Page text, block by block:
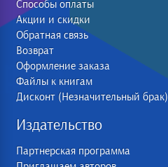
Способы оплаты
Акции и скидки
Обратная связь
Возврат
Оформление заказа
Файлы к книгам
Дисконт (Незначительный брак)
Издательство
Партнерская программа